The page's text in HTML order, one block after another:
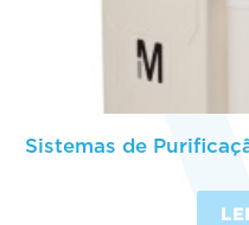
Sistemas de